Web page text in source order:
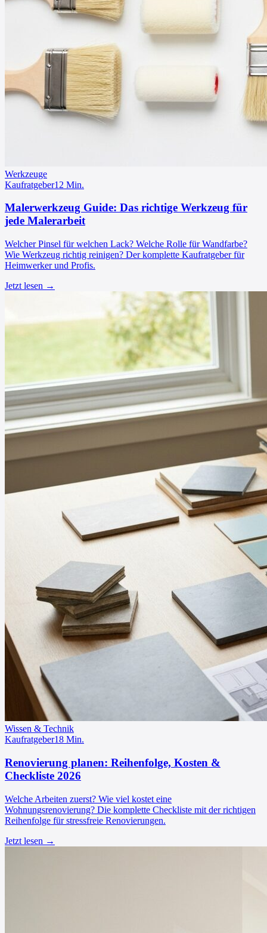
Werkzeuge
Kaufratgeber12 Min.
Malerwerkzeug Guide: Das richtige Werkzeug für
jede Malerarbeit
Welcher Pinsel für welchen Lack? Welche Rolle für Wandfarbe?
Wie Werkzeug richtig reinigen? Der komplette Kaufratgeber für
Heimwerker und Profis.
Jetzt lesen →
Wissen & Technik
Kaufratgeber18 Min.
Renovierung planen: Reihenfolge, Kosten &
Checkliste 2026
Welche Arbeiten zuerst? Wie viel kostet eine
Wohnungsrenovierung? Die komplette Checkliste mit der richtigen
Reihenfolge für stressfreie Renovierungen.
Jetzt lesen →